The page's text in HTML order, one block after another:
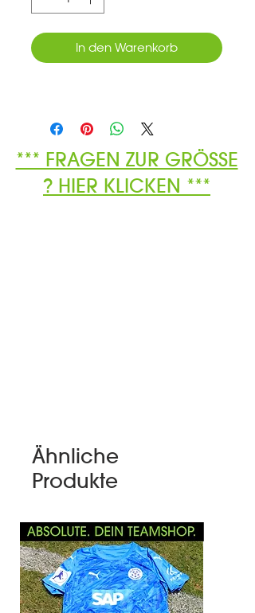
In den Warenkorb
*** FRAGEN ZUR GRÖSSE
? HIER KLICKEN ***
Ähnliche
Produkte